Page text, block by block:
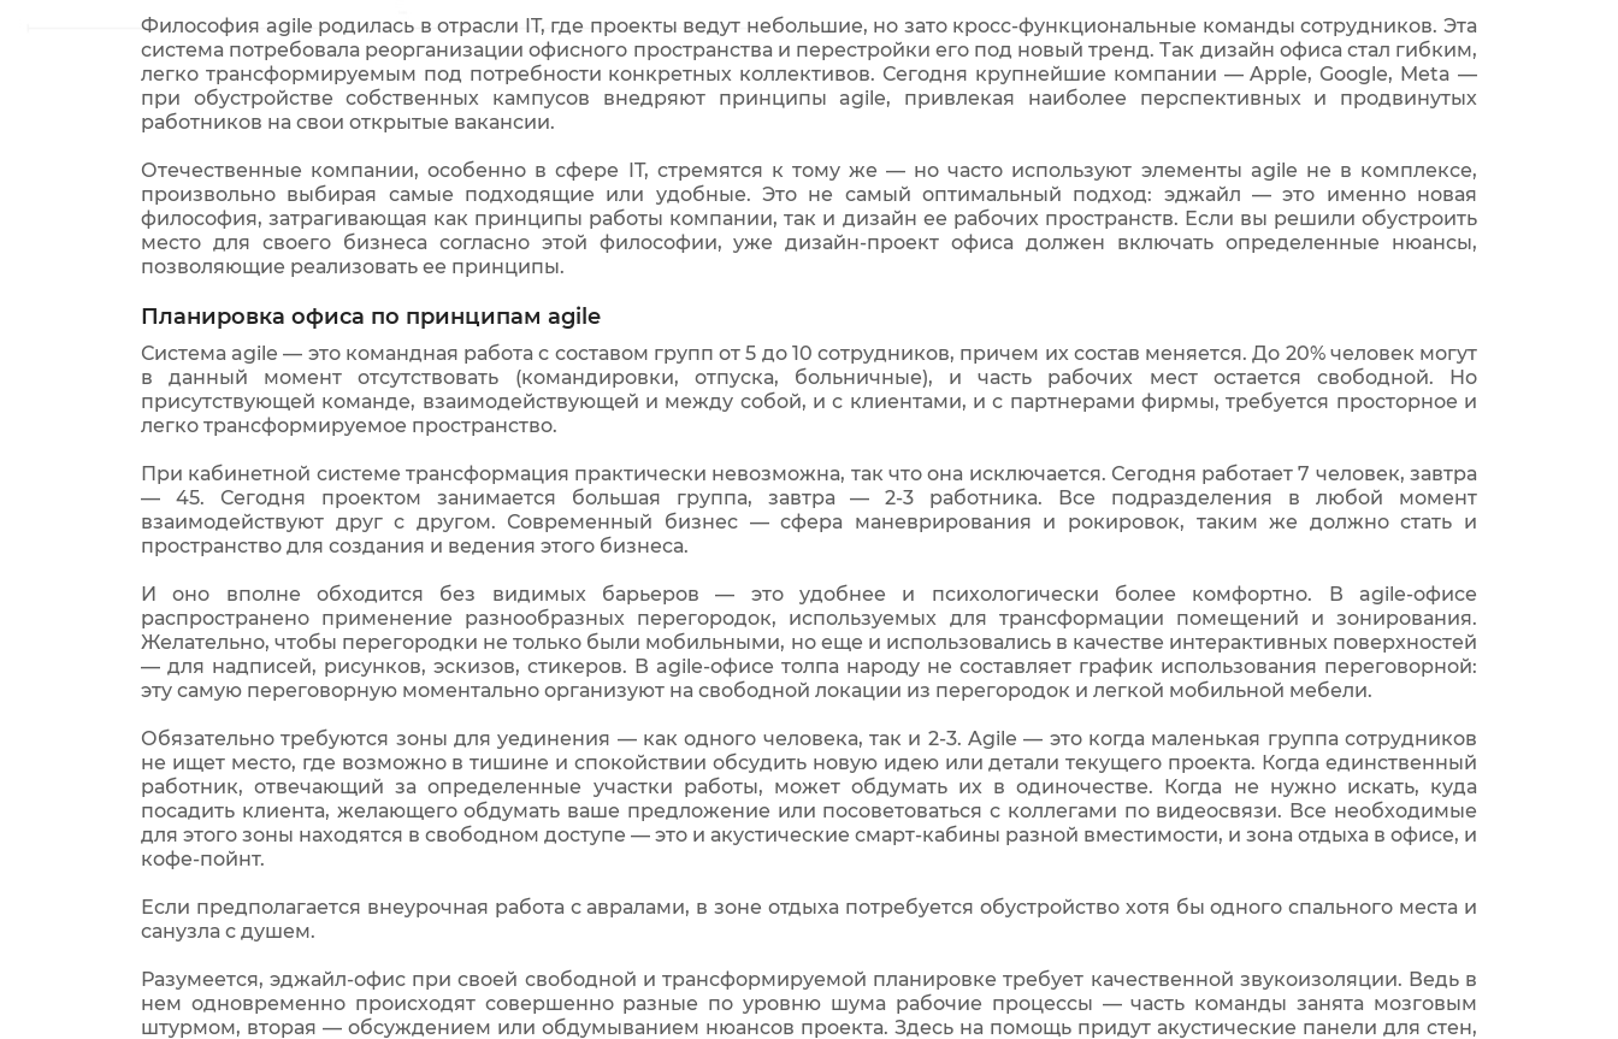
Философия agile родилась в отрасли IT, где проекты ведут небольшие, но зато кросс-функциональные команды сотрудников. Эта
система потребовала реорганизации офисного пространства и перестройки его под новый тренд. Так дизайн офиса стал гибким,
легко трансформируемым под потребности конкретных коллективов. Сегодня крупнейшие компании — Apple, Google, Meta —
при обустройстве собственных кампусов внедряют принципы agile, привлекая наиболее перспективных и продвинутых
работников на свои открытые вакансии.
Отечественные компании, особенно в сфере IT, стремятся к тому же — но часто используют элементы agile не в комплексе,
произвольно выбирая самые подходящие или удобные. Это не самый оптимальный подход: эджайл — это именно новая
философия, затрагивающая как принципы работы компании, так и дизайн ее рабочих пространств. Если вы решили обустроить
место для своего бизнеса согласно этой философии, уже дизайн-проект офиса должен включать определенные нюансы,
позволяющие реализовать ее принципы.
Планировка офиса по принципам agile
Система agile — это командная работа с составом групп от 5 до 10 сотрудников, причем их состав меняется. До 20% человек могут
в данный момент отсутствовать (командировки, отпуска, больничные), и часть рабочих мест остается свободной. Но
присутствующей команде, взаимодействующей и между собой, и с клиентами, и с партнерами фирмы, требуется просторное и
легко трансформируемое пространство.
При кабинетной системе трансформация практически невозможна, так что она исключается. Сегодня работает 7 человек, завтра
— 45. Сегодня проектом занимается большая группа, завтра — 2-3 работника. Все подразделения в любой момент
взаимодействуют друг с другом. Современный бизнес — сфера маневрирования и рокировок, таким же должно стать и
пространство для создания и ведения этого бизнеса.
И оно вполне обходится без видимых барьеров — это удобнее и психологически более комфортно. В agile-офисе
распространено применение разнообразных перегородок, используемых для трансформации помещений и зонирования.
Желательно, чтобы перегородки не только были мобильными, но еще и использовались в качестве интерактивных поверхностей
— для надписей, рисунков, эскизов, стикеров. В agile-офисе толпа народу не составляет график использования переговорной:
эту самую переговорную моментально организуют на свободной локации из перегородок и легкой мобильной мебели.
Обязательно требуются зоны для уединения — как одного человека, так и 2-3. Agile — это когда маленькая группа сотрудников
не ищет место, где возможно в тишине и спокойствии обсудить новую идею или детали текущего проекта. Когда единственный
работник, отвечающий за определенные участки работы, может обдумать их в одиночестве. Когда не нужно искать, куда
посадить клиента, желающего обдумать ваше предложение или посоветоваться с коллегами по видеосвязи. Все необходимые
для этого зоны находятся в свободном доступе — это и акустические смарт-кабины разной вместимости, и зона отдыха в офисе, и
кофе-пойнт.
Если предполагается внеурочная работа с авралами, в зоне отдыха потребуется обустройство хотя бы одного спального места и
санузла с душем.
Разумеется, эджайл-офис при своей свободной и трансформируемой планировке требует качественной звукоизоляции. Ведь в
нем одновременно происходят совершенно разные по уровню шума рабочие процессы — часть команды занята мозговым
штурмом, вторая — обсуждением или обдумыванием нюансов проекта. Здесь на помощь придут акустические панели для стен,